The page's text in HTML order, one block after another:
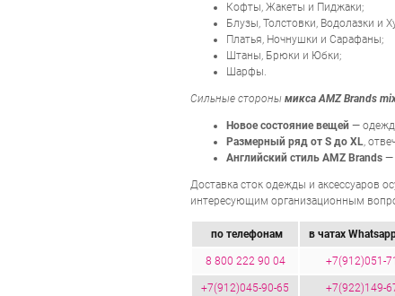
Кофты, Жакеты и Пиджаки;
Блузы, Толстовки, Водолазки и
Платья, Ночнушки и Сарафаны;
Штаны, Брюки и Юбки;
Шарфы.
Сильные стороны микса AMZ Brands
Новое состояние вещей —
Размерный ряд от S до XL,
Английский стиль AMZ Brands —
Доставка сток одежды и аксессуаров
интересующим организационным
по телефонам в чатах
8 800 222 90 04 +7(912)051-
+7(912)045-90-65 +7(922)149-